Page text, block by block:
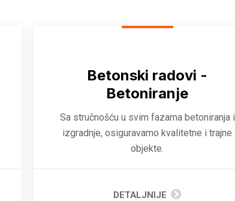
Betonski radovi -
Betoniranje
Sa stručnošću u svim fazama betoniranja i
izgradnje, osiguravamo kvalitetne i trajne
objekte.
DETALJNIJE